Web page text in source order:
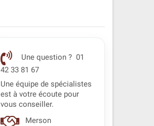
Une question ? 01
42 33 81 67
Une équipe de spécialistes
est à votre écoute pour
vous conseiller.
Merson